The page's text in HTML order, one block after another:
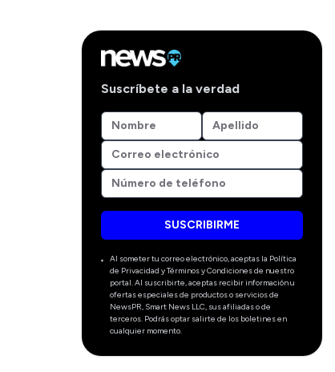
Suscríbete a la verdad
SUSCRIBIRME
Al someter tu correo electrónico, aceptas la Política
de Privacidad y Términos y Condiciones de nuestro
portal. Al suscribirte, aceptas recibir información u
ofertas especiales de productos o servicios de
NewsPR, Smart News LLC, sus afiliadas o de
terceros. Podrás optar salirte de los boletines en
cualquier momento.